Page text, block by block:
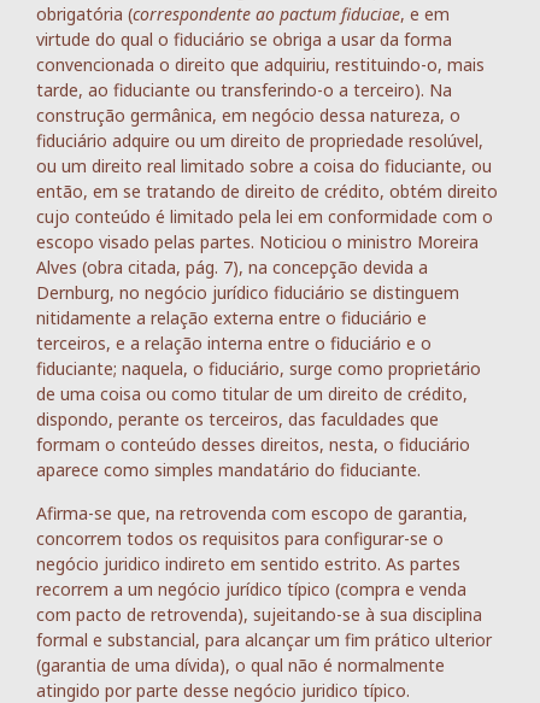
obrigatória (correspondente ao pactum fiduciae, e em
virtude do qual o fiduciário se obriga a usar da forma
convencionada o direito que adquiriu, restituindo-o, mais
tarde, ao fiduciante ou transferindo-o a terceiro). Na
construção germânica, em negócio dessa natureza, o
fiduciário adquire ou um direito de propriedade resolúvel,
ou um direito real limitado sobre a coisa do fiduciante, ou
então, em se tratando de direito de crédito, obtém direito
cujo conteúdo é limitado pela lei em conformidade com o
escopo visado pelas partes. Noticiou o ministro Moreira
Alves (obra citada, pág. 7), na concepção devida a
Dernburg, no negócio jurídico fiduciário se distinguem
nitidamente a relação externa entre o fiduciário e
terceiros, e a relação interna entre o fiduciário e o
fiduciante; naquela, o fiduciário, surge como proprietário
de uma coisa ou como titular de um direito de crédito,
dispondo, perante os terceiros, das faculdades que
formam o conteúdo desses direitos, nesta, o fiduciário
aparece como simples mandatário do fiduciante.
Afirma-se que, na retrovenda com escopo de garantia,
concorrem todos os requisitos para configurar-se o
negócio juridico indireto em sentido estrito. As partes
recorrem a um negócio jurídico típico (compra e venda
com pacto de retrovenda), sujeitando-se à sua disciplina
formal e substancial, para alcançar um fim prático ulterior
(garantia de uma dívida), o qual não é normalmente
atingido por parte desse negócio juridico típico.